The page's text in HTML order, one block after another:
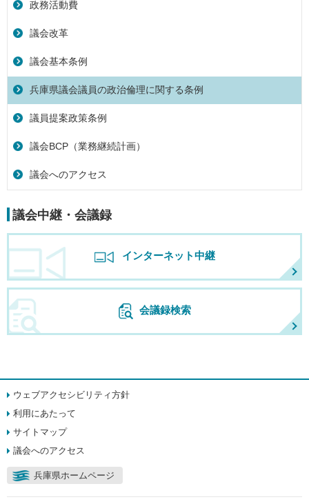
政務活動費
議会改革
議会基本条例
兵庫県議会議員の政治倫理に関する条例
議員提案政策条例
議会BCP（業務継続計画）
議会へのアクセス
議会中継・会議録
インターネット中継
会議録検索
ウェブアクセシビリティ方針
利用にあたって
サイトマップ
議会へのアクセス
兵庫県ホームページ